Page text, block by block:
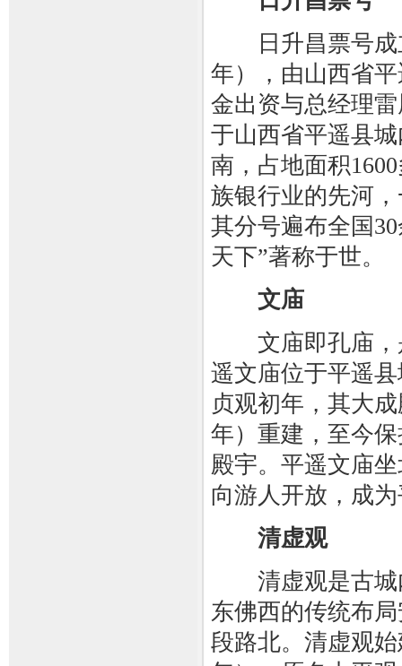
日升昌票号成
年），由山西省
金出资与总经理
于山西省平遥县
南，占地面积
族银行业的先河
其分号遍布全国
天下”著称于世。
文庙
文庙即孔庙，
遥文庙位于平遥
贞观初年，其大
年）重建，至今
殿宇。平遥文庙
向游人开放，成
清虚观
清虚观是古城
东佛西的传统布
段路北。清虚观